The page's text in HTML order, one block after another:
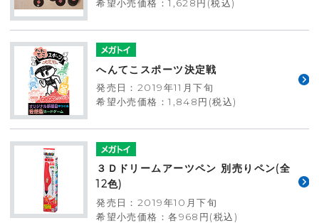
希望小売価格：1,628円(税込)
へんてこスポーツ決定戦
発売日：2019年11月下旬
希望小売価格：1,848円(税込)
３Ｄドリームアーツペン 別売りペン(全
12色)
発売日：2019年10月下旬
希望小売価格：各968円(税込)